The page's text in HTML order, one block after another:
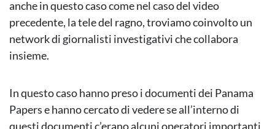
anche in questo caso come nel caso del video
precedente, la tele del ragno, troviamo coinvolto un
network di giornalisti investigativi che collabora
insieme.
In questo caso hanno preso i documenti dei Panama
Papers e hanno cercato di vedere se all’interno di
questi documenti c’erano alcuni operatori importanti